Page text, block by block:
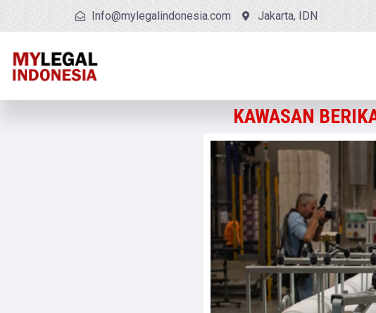
Info@mylegalindonesia.com Jakarta, IDN
KAWASAN